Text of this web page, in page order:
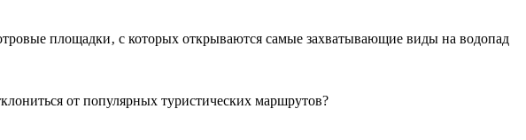
площадки‚ с которых открываются самые захватывающие виды на водопад
от популярных туристических маршрутов?